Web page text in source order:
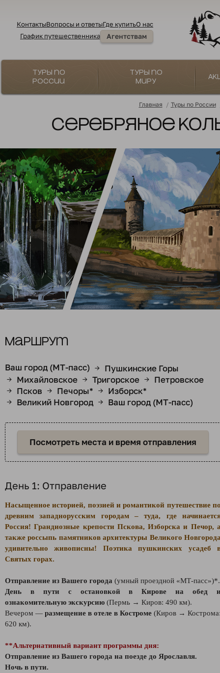
КонтактыВопросы и ответыГде купитьО нас
График путешественника
Агентствам
Туры по
России
Туры по
миру
Главная / Туры по России
Серебряное
Маршрут
Ваш город (МТ-пасс) → Пушкинские Горы
→ Михайловское → Тригорское → Петровское
→ Псков → Печоры* → Изборск*
→ Великий Новгород → Ваш город (МТ-пасс)
Посмотреть места и время отправления
День 1: Отправление
Насыщенное историей, поэзией и романтикой путешествие
древним западнорусским городам – туда, где
Россия! Грандиозные крепости Пскова, Изборска и Печор,
также россыпь памятников архитектуры Великого
удивительно живописны! Поэтика пушкинских усадеб
Святых горах.
Отправление из Вашего города (умный проездной «МТ-пасс»)*.
День в пути с остановкой в Кирове на обед
ознакомительную экскурсию (Пермь → Киров: 490 км).
Вечером — размещение в отеле в Костроме (Киров →
620 км).
**Альтернативный вариант программы дня:
Отправление из Вашего города на поезде до Ярославля.
Ночь в пути.